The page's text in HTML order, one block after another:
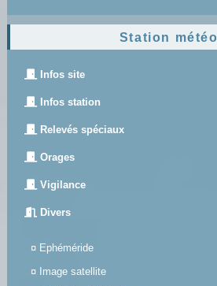
Station météo
Infos site
Infos station
Relevés spéciaux
Orages
Vigilance
Divers
¤ Ephéméride
¤ Image satellite